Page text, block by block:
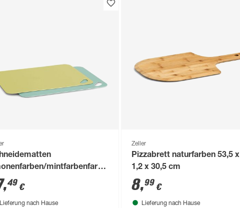
mintfarbenfarben
0,2 x 29 cm
,49 €
Lieferung nach Hause
Zeller
Pizzabrett naturfarben 53,5 x
1,2 x 30,5 cm
8,99€
Lieferung nach Hause